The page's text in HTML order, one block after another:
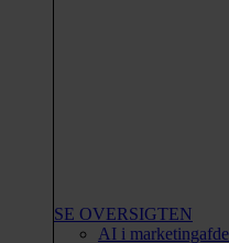
SE OVERSIGTEN
AI i